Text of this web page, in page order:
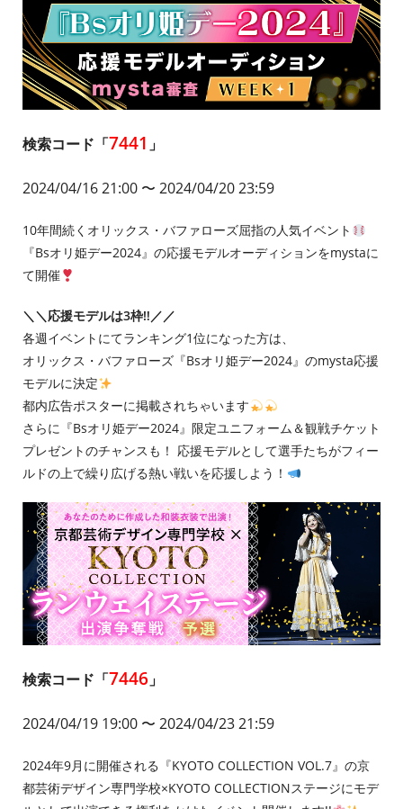
検索コード「7441 」
2024/04/16 21:00 〜 2024/04/20 23:59
10年間続くオリックス・バファローズ屈指の人気イベント
『Bsオリ姫デー2024』の応援モデルオーディションをmystaに
て開催
＼＼応援モデルは3枠‼︎／／
各週イベントにてランキング1位になった方は、
オリックス・バファローズ『Bsオリ姫デー2024』のmysta応援
モデルに決定
都内広告ポスターに掲載されちゃいます
さらに『Bsオリ姫デー2024』限定ユニフォーム＆観戦チケット
プレゼントのチャンスも！ 応援モデルとして選手たちがフィー
ルドの上で繰り広げる熱い戦いを応援しよう！
検索コード「7446」
2024/04/19 19:00 〜 2024/04/23 21:59
2024年9月に開催される『KYOTO COLLECTION VOL.7』の京
都芸術デザイン専門学校×KYOTO COLLECTIONステージにモデ